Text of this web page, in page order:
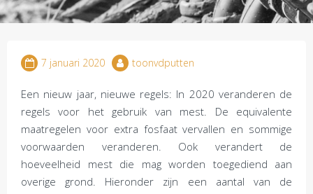
7 januari 2020 toonvdputten
Een nieuw jaar, nieuwe regels: In 2020 veranderen de
regels voor het gebruik van mest. De equivalente
maatregelen voor extra fosfaat vervallen en sommige
voorwaarden veranderen. Ook verandert de
hoeveelheid mest die mag worden toegediend aan
overige grond. Hieronder zijn een aantal van de